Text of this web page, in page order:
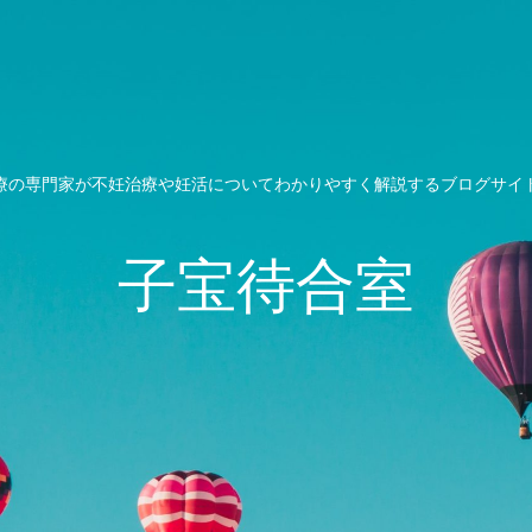
の専門家が不妊治療や妊活についてわかりやすく解説するブログサイ
子宝待合室